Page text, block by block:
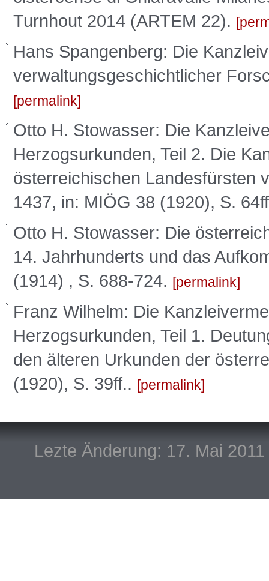
Turnhout 2014 (ARTEM 22).
Hans Spangenberg: Die
verwaltungsgeschichtlicher
permalink
Otto H. Stowasser: Die
Herzogsurkunden, Teil 2. Die
österreichischen Landesfürsten
1437, in: MIÖG 38 (1920), S.
Otto H. Stowasser: Die
14. Jahrhunderts und das
(1914) , S. 688-724.
permalink
Franz Wilhelm: Die
Herzogsurkunden, Teil 1.
den älteren Urkunden der
(1920), S. 39ff..
permalink
Lezte Änderung: 17. Mai